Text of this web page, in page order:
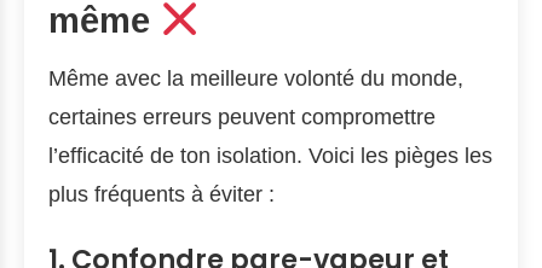
même
Même avec la meilleure volonté du monde,
certaines erreurs peuvent compromettre
l’efficacité de ton isolation. Voici les pièges les
plus fréquents à éviter :
1. Confondre pare-vapeur et